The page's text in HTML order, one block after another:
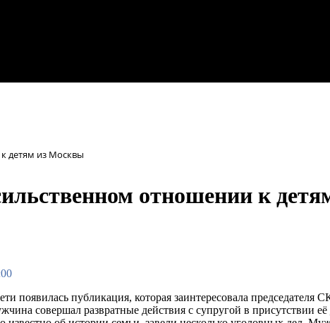
детям из Москвы
отношении к
появилась публикация, которая заинтересовала
совершал развратные действия с супругой в присутствии